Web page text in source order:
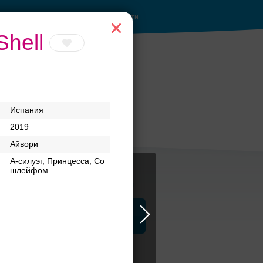
Испания
2019
Айвори
А-силуэт, Принцесса, Со
шлейфом
Войти
Журнал